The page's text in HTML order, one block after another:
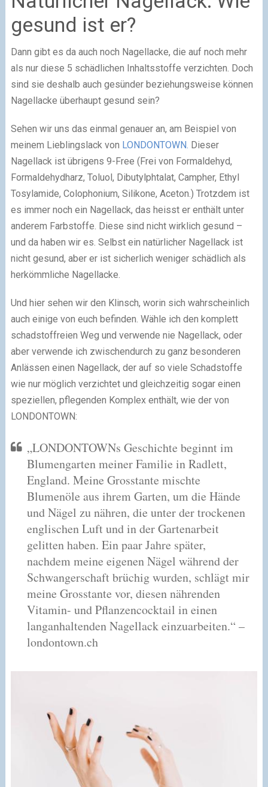
gesund ist er?
Dann gibt es da auch noch Nagellacke, die auf noch mehr
als nur diese 5 schädlichen Inhaltsstoffe verzichten. Doch
sind sie deshalb auch gesünder beziehungsweise können
Nagellacke überhaupt gesund sein?
Sehen wir uns das einmal genauer an, am Beispiel von
meinem Lieblingslack von LONDONTOWN. Dieser
Nagellack ist übrigens 9-Free (Frei von Formaldehyd,
Formaldehydharz, Toluol, Dibutylphtalat, Campher, Ethyl
Tosylamide, Colophonium, Silikone, Aceton.) Trotzdem ist
es immer noch ein Nagellack, das heisst er enthält unter
anderem Farbstoffe. Diese sind nicht wirklich gesund –
und da haben wir es. Selbst ein natürlicher Nagellack ist
nicht gesund, aber er ist sicherlich weniger schädlich als
herkömmliche Nagellacke.
Und hier sehen wir den Klinsch, worin sich wahrscheinlich
auch einige von euch befinden. Wähle ich den komplett
schadstoffreien Weg und verwende nie Nagellack, oder
aber verwende ich zwischendurch zu ganz besonderen
Anlässen einen Nagellack, der auf so viele Schadstoffe
wie nur möglich verzichtet und gleichzeitig sogar einen
speziellen, pflegenden Komplex enthält, wie der von
LONDONTOWN:
„LONDONTOWNs Geschichte beginnt im
Blumengarten meiner Familie in Radlett,
England. Meine Grosstante mischte
Blumenöle aus ihrem Garten, um die Hände
und Nägel zu nähren, die unter der trockenen
englischen Luft und in der Gartenarbeit
gelitten haben. Ein paar Jahre später,
nachdem meine eigenen Nägel während der
Schwangerschaft brüchig wurden, schlägt mir
meine Grosstante vor, diesen nährenden
Vitamin- und Pflanzencocktail in einen
langanhaltenden Nagellack einzuarbeiten.“ –
londontown.ch